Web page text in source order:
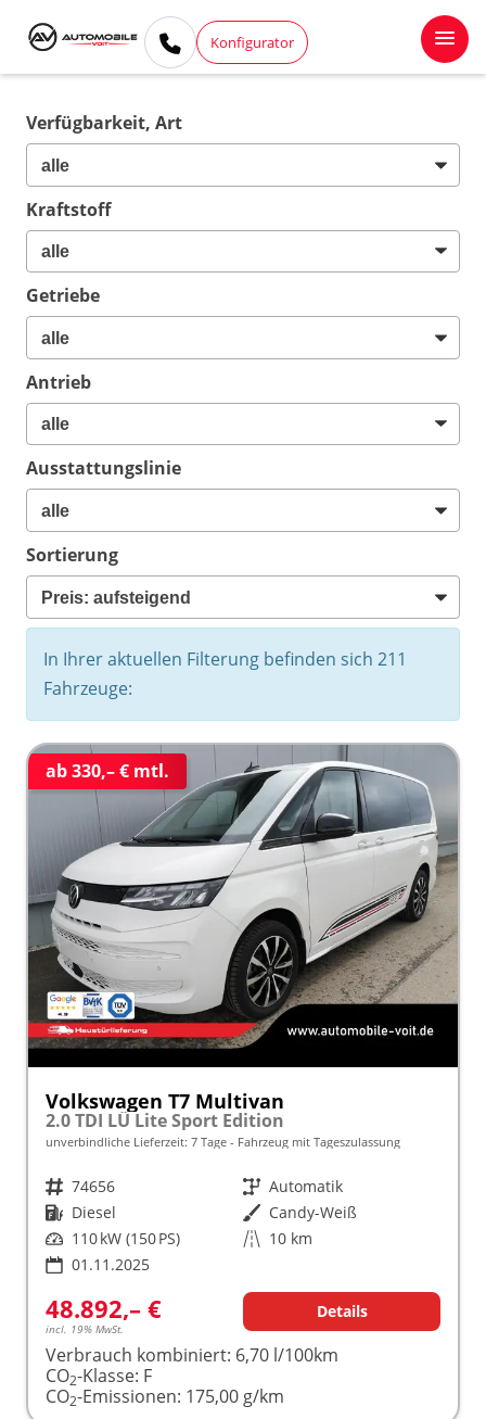
Konfigurator
Verfügbarkeit, Art
Kraftstoff
Getriebe
Antrieb
Ausstattungslinie
Sortierung
In Ihrer aktuellen Filterung befinden sich 211
Fahrzeuge:
ab 330,– € mtl.
Volkswagen T7 Multivan
2.0 TDI LÜ Lite Sport Edition
unverbindliche Lieferzeit: 7 Tage Fahrzeug mit Tageszulassung
Fahrzeugnr. 74656 Getriebe Automatik
Kraftstoff Diesel Außenfarbe Candy-Weiß
Leistung 110 kW (150 PS) Kilometerstand 10 km
01.11.2025
48.892,– €
incl. 19% MwSt.
Details
Verbrauch kombiniert: 6,70 l/100km
CO2-Klasse: F
CO2-Emissionen: 175,00 g/km